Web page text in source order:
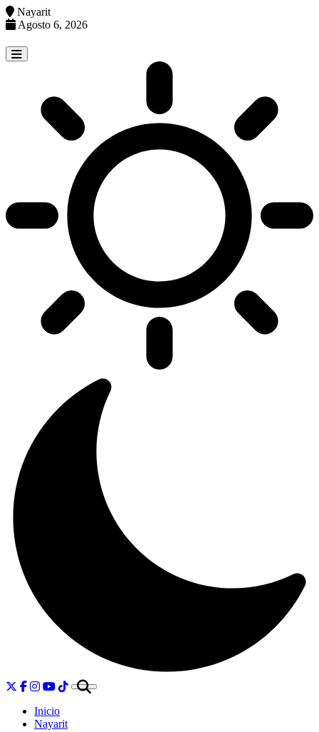
Nayarit
Agosto 6, 2026
to
content
Inicio
Nayarit